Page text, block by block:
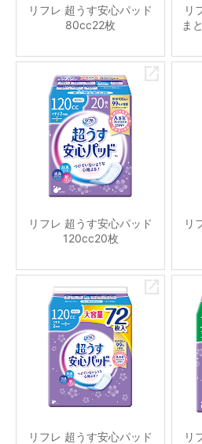
リフレ 超うす安心パッド
80cc22枚
リ
ま
リフレ 超うす安心パッド
120cc20枚
リ
リフレ 超うす安心パッド
リ